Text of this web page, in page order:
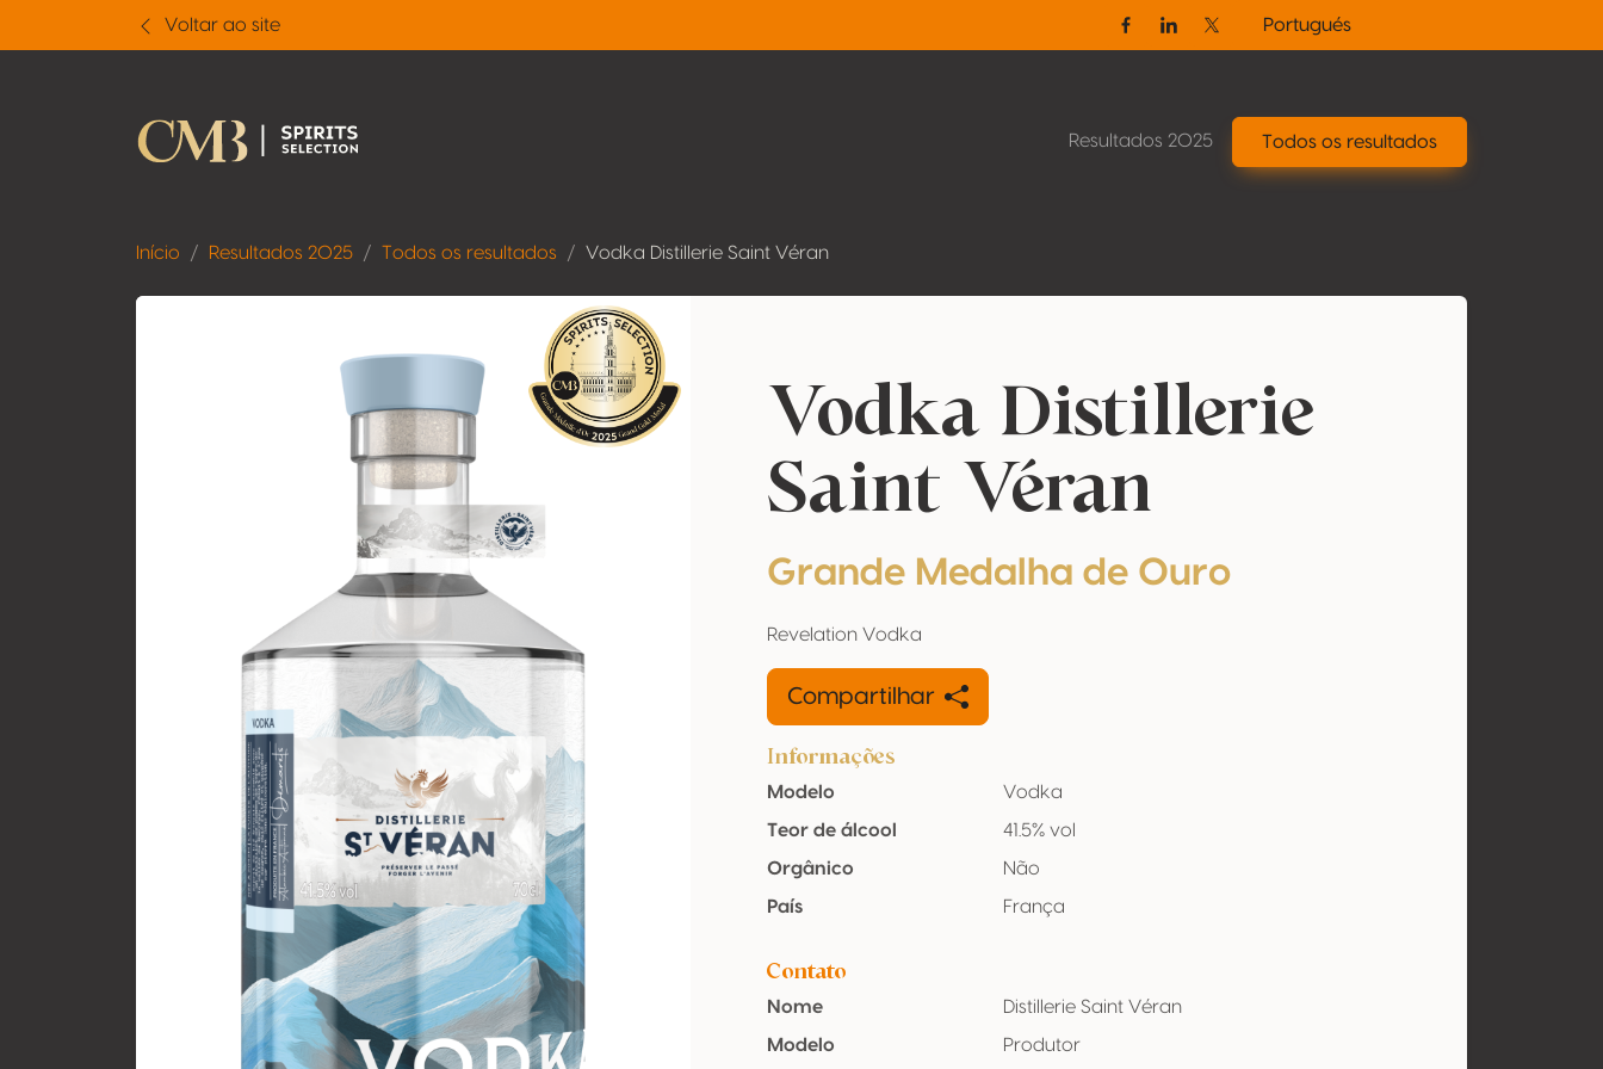
Voltar ao site
FacebookLinkedinTwitter / X
Portugués
Resultados 2025 Todos os resultados
Início Resultados 2025 Todos os resultados Vodka Distillerie Saint Véran
Vodka Distillerie
Saint Véran
Grande Medalha de Ouro
Revelation Vodka
Compartilhar
Informações
Modelo
Vodka
Teor de álcool
41.5% vol
Orgânico
Não
País
França
Contato
Nome
Distillerie Saint Véran
Modelo
Produtor